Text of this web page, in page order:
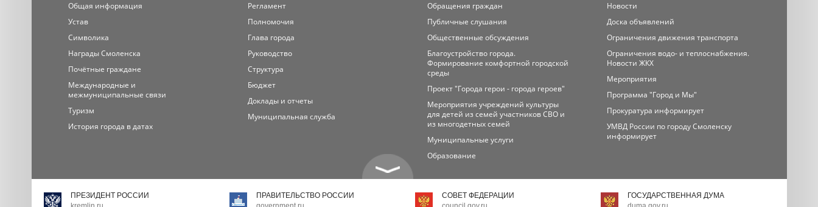
Общая информация
Устав
Символика
Награды Смоленска
Почётные граждане
Международные и
межмуниципальные связи
Туризм
История города в датах
Регламент
Полномочия
Глава города
Руководство
Структура
Бюджет
Доклады и отчеты
Муниципальная служба
Обращения граждан
Публичные слушания
Общественные обсуждения
Благоустройство города.
Формирование комфортной городской
среды
Проект "Города герои - города героев"
Мероприятия учреждений культуры
для детей из семей участников СВО и
из многодетных семей
Муниципальные услуги
Образование
Новости
Доска объявлений
Ограничения движения транспорта
Ограничения водо- и теплоснабжения.
Новости ЖКХ
Мероприятия
Программа "Город и Мы"
Прокуратура информирует
УМВД России по городу Смоленску
информирует
ПРЕЗИДЕНТ РОССИИ
ПРАВИТЕЛЬСТВО РОССИИ
СОВЕТ ФЕДЕРАЦИИ
ГОСУДАРСТВЕННАЯ ДУМА